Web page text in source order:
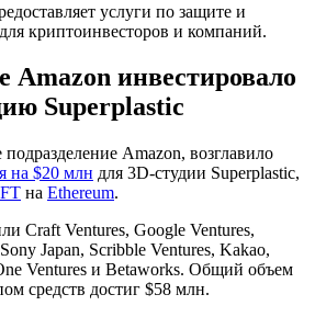
услуги по защите и
криптоинвесторов и компаний.
Amazon инвестировало
Superplastic
Amazon, возглавило
на $20 млн для 3D-студии Superplastic,
на Ethereum.
Craft Ventures, Google Ventures,
Japan, Scribble Ventures, Kakao,
Ventures и Betaworks. Общий объем
средств достиг $58 млн.